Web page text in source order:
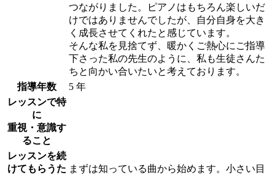
つながりました。ピアノはもちろん楽しいだ
けではありませんでしたが、自分自身を大き
く成長させてくれたと感じています。
そんな私を見捨てず、暖かくご熱心にご指導
下さった私の先生のように、私も生徒さんた
ちと向かい合いたいと考えております。
指導年数
5 年
レッスンで特
に
重視・意識す
ること
レッスンを続
けてもらうた まずは知っている曲から始めます。小さい目